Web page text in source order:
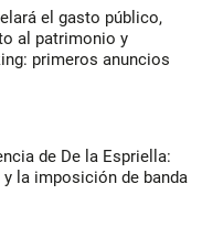
el gasto público,
al patrimonio y
primeros anuncios
de De la Espriella:
la imposición de banda